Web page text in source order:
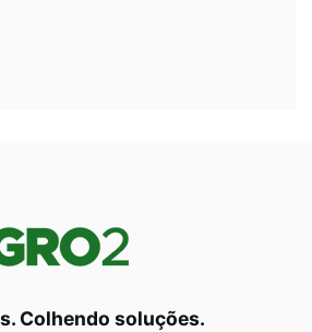
Colhendo soluções.